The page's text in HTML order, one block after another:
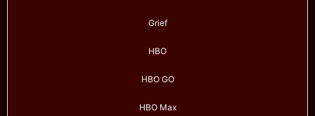
Grief
HBO
HBO GO
HBO Max